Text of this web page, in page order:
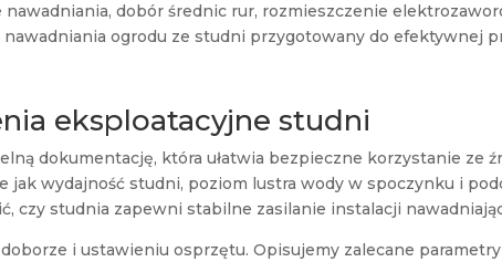
dobór średnic rur, rozmieszczenie
ogrodu ze studni przygotowany do efektywnej
eksploatacyjne studni
dokumentację, która ułatwia bezpieczne korzystanie ze
wydajność studni, poziom lustra wody w spoczynku i
czy studnia zapewni stabilne zasilanie instalacji
i ustawieniu osprzętu. Opisujemy zalecane